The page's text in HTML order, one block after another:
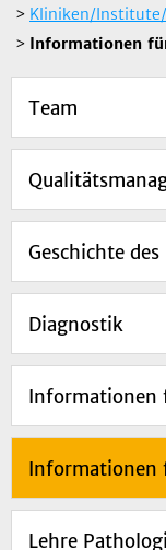
> Kliniken/
> Informationen
Team
Geschichte
Diagnostik
Informationen
Informationen
Lehre